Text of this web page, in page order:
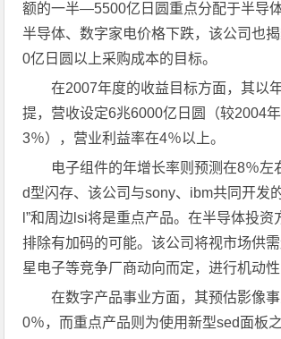
额的一半—5500亿日圆重点分配于半导
半导体、数字家电价格下跌，该公司也
0亿日圆以上采购成本的目标。
在2007年度的收益目标方面，其以
提，营收设定6兆6000亿日圆（较2004
3％），营业利益率在4％以上。
电子组件的年增长率则预测在8％左
d型闪存、该公司与sony、ibm共同开发
l”和周边lsi将是重点产品。在半导体投资
排除有加码的可能。该公司将视市场供
星电子等竞争厂商动向而定，进行机动性
在数字产品事业方面，其预估影像
0％，而重点产品则为使用新型sed面板